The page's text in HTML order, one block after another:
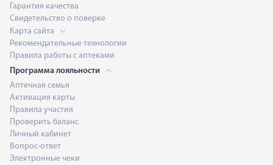
Гарантия качества
Свидетельство о поверке
Карта сайта
Рекомендательные технологии
Правила работы с аптеками
Программа лояльности
Аптечная семья
Активация карты
Правила участия
Проверить баланс
Личный кабинет
Вопрос-ответ
Электронные чеки